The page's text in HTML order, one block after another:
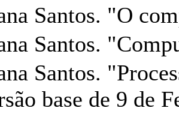
Santos. "O
Santos.
Santos.
base de 9 de